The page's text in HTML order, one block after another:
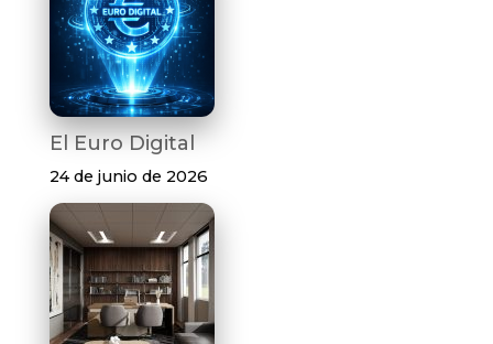
El Euro Digital
24 de junio de 2026